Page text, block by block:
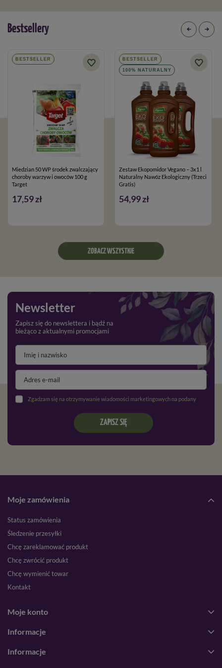
Bestsellery
BESTSELLER
Miedzian 50 WP środek zwalczający
choroby warzyw i owoców 100 g
Target
17,59 zł
BESTSELLER
100% NATURALNY
Zestaw Ekopomidor Vegano – 3x1 l
Naturalny Nawóz Ekologiczny (Trzeci
Gratis)
54,99 zł
ZOBACZ WSZYSTKIE
Newsletter
Zapisz się do newslettera i bądź na
bieżąco z aktualnymi promocjami
Zgadzam się na otrzymywanie wiadomości marketingowych na podany adres e-mail oraz przetwarzanie danych osobowych zgodnie z
ZAPISZ SIĘ
Moje zamówienia
Status zamówienia
Śledzenie przesyłki
Chcę zareklamować produkt
Chcę zwrócić produkt
Chcę wymienić towar
Kontakt
Moje konto
Informacje
Informacje